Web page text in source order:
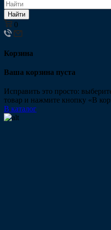
Найти
0
Корзина
Ваша корзина пуста
Исправить это просто:
товар и нажмите кнопку «В
В каталог